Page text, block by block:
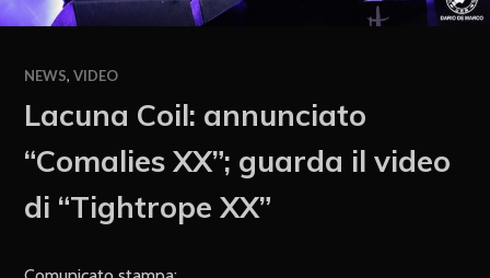
NEWS,VIDEO
Lacuna Coil: annunciato
“Comalies XX”; guarda il video
di “Tightrope XX”